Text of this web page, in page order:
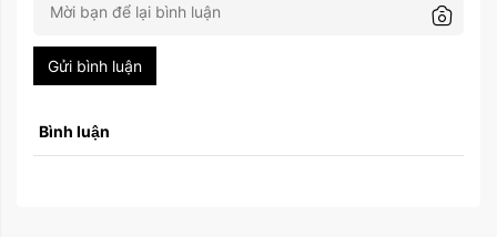
Gửi bình luận
Bình luận